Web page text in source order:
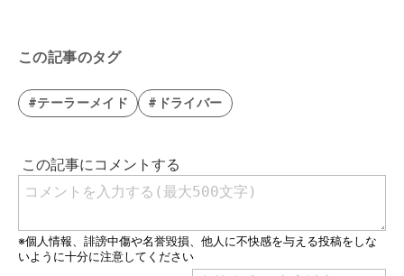
この記事のタグ
#テーラーメイド #ドライバー